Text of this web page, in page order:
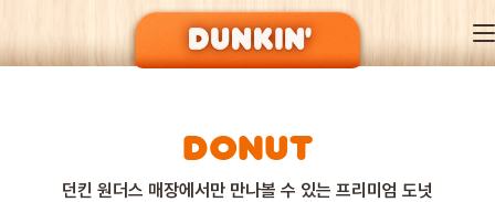
DUNKIN’ OF SEASON
DONUT
던킨 원더스 매장에서만 만나볼 수 있는 프리미엄 도넛